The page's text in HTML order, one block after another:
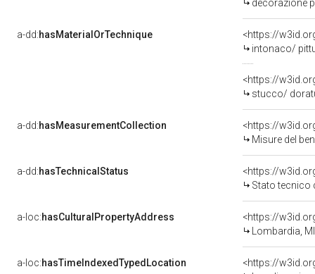
decorazione
a-dd:hasMaterialOrTechnique
<https://
intonaco/
<https://
stucco/
a-dd:hasMeasurementCollection
<https://
Misure del
a-dd:hasTechnicalStatus
<https://
Stato tecnico
a-loc:hasCulturalPropertyAddress
<https://
Lombardia,
a-loc:hasTimeIndexedTypedLocation
<https://